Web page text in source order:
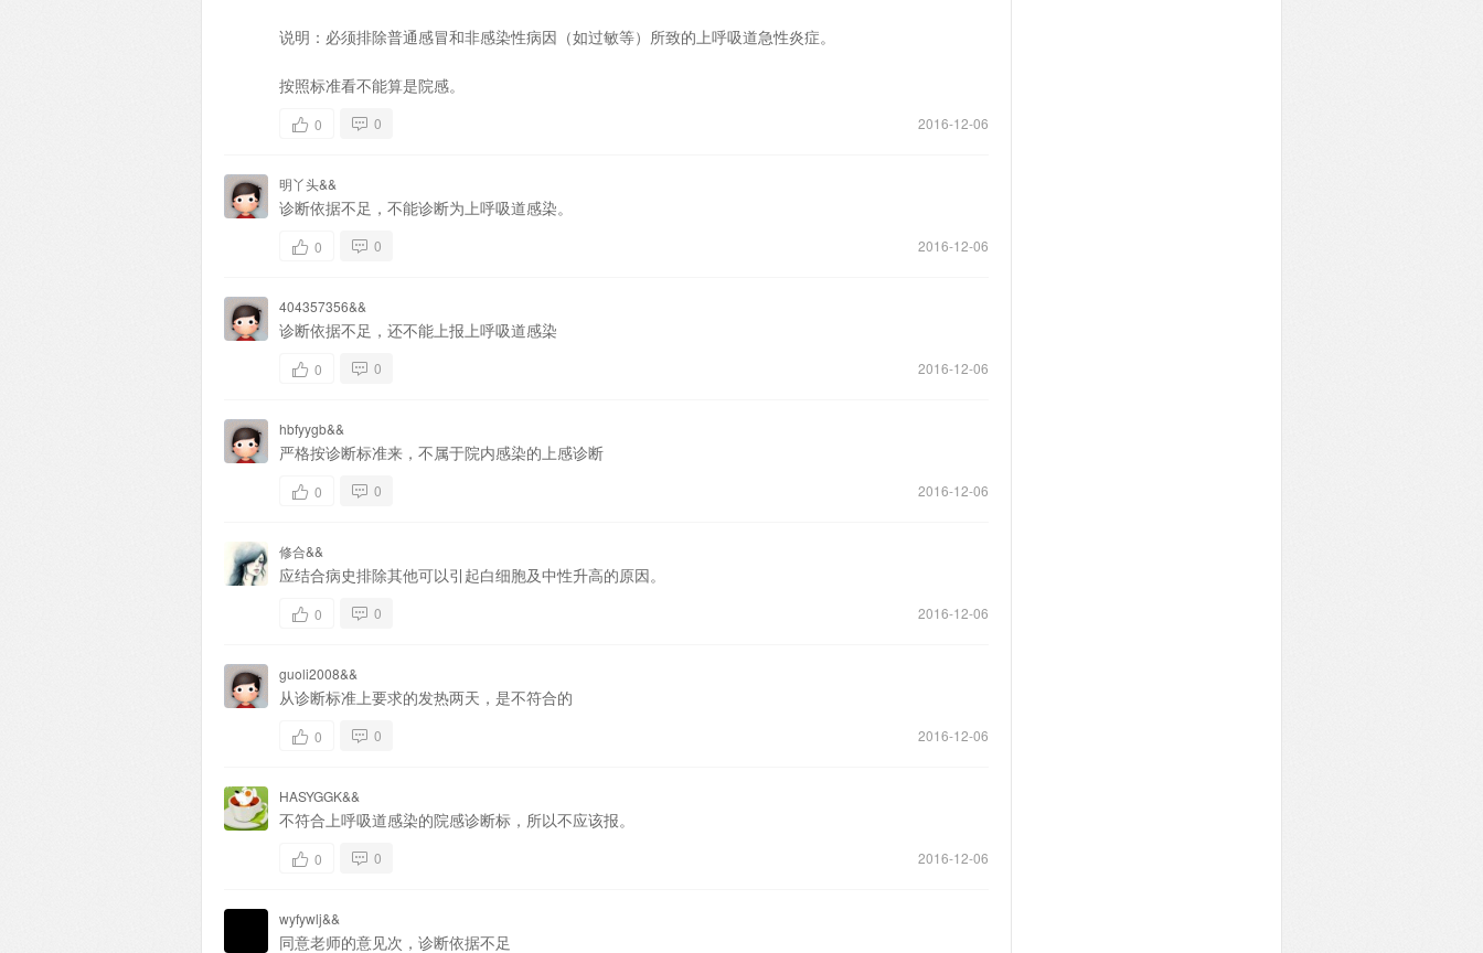
说明：必须排除普通感冒和非感染性病因（如过敏等）所致的上呼吸道急性炎症。
按照标准看不能算是院感。
2016-12-06
0 0
明丫头&&
诊断依据不足，不能诊断为上呼吸道感染。
2016-12-06
0 0
404357356&&
诊断依据不足，还不能上报上呼吸道感染
2016-12-06
0 0
hbfyygb&&
严格按诊断标准来，不属于院内感染的上感诊断
2016-12-06
0 0
修合&&
应结合病史排除其他可以引起白细胞及中性升高的原因。
2016-12-06
0 0
guoli2008&&
从诊断标准上要求的发热两天，是不符合的
2016-12-06
0 0
HASYGGK&&
不符合上呼吸道感染的院感诊断标，所以不应该报。
2016-12-06
0 0
wyfywlj&&
同意老师的意见次，诊断依据不足